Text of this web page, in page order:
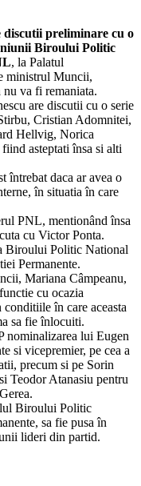
discutii preliminare cu o
Biroului Politic
, la Palatul
ministrul Muncii,
va fi remaniata.
are discutii cu o serie
Cristian Adomnitei,
Hellvig, Norica
asteptati însa si alti
întrebat daca ar avea o
în situatia în care
PNL, mentionând însa
cu Victor Ponta.
Biroului Politic National
Permanente.
Mariana Câmpeanu,
cu ocazia
în care aceasta
sa fie înlocuiti.
nominalizarea lui Eugen
si vicepremier, pe cea a
precum si pe Sorin
Teodor Atanasiu pentru
Biroului Politic
sa fie pusa în
lideri din partid.